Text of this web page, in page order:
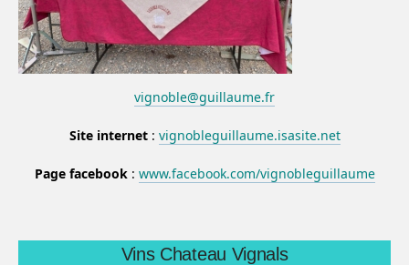
vignoble@guillaume.fr
Site internet: vignobleguillaume.isasite.net
Page facebook: www.facebook.com/vignobleguillaume
Vins Chateau Vignals